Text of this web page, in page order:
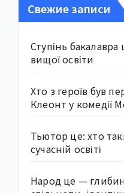
Свежие записи
Ступінь
вищої освіти
Хто з героїв був
Клеонт у комедії
Тьютор це: хто
сучасній освіті
Народ це —